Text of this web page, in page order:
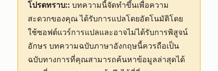
โปรดทราบ:: บทความนี้จัดทำขึ้นเพื่อความ
สะดวกของคุณได้รับการแปลโดยอัตโนมัติโดย
ใช้ซอฟต์แวร์การแปลและอาจไม่ได้รับการพิสูจน์
อักษร บทความฉบับภาษาอังกฤษนี้ควรถือเป็น
ฉบับทางการที่คุณสามารถค้นหาข้อมูลล่าสุดได้